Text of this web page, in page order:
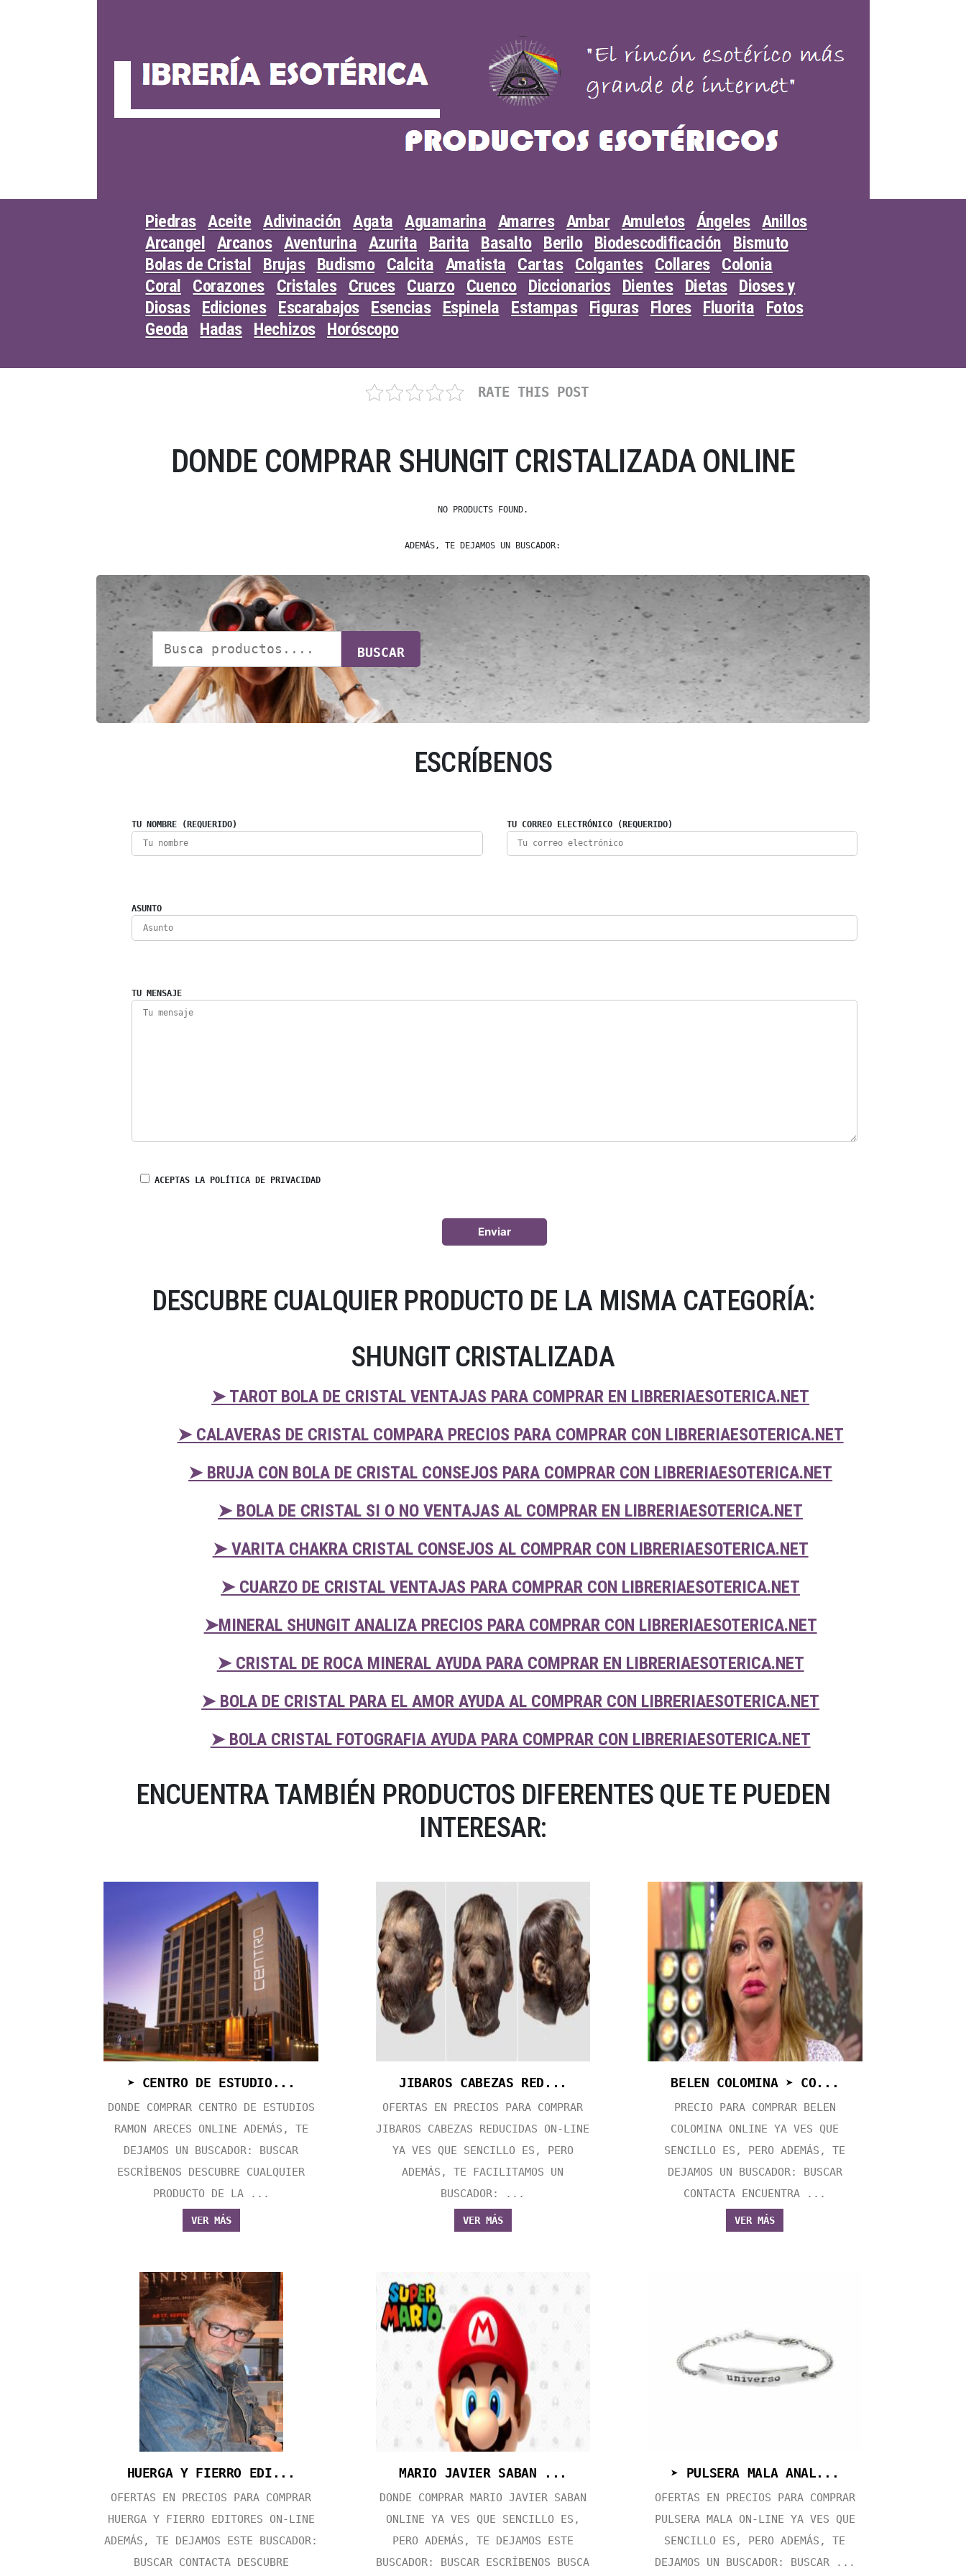
Piedras Aceite Adivinación Agata Aguamarina Amarres Ambar Amuletos Ángeles Anillos
Arcangel
Arcanos Aventurina Azurita Barita Basalto Berilo Biodescodificación
Bismuto
Bolas de Cristal
Brujas Budismo Calcita Amatista Cartas Colgantes Collares
Colonia
Coral
Corazones Cristales Cruces Cuarzo Cuenco Diccionarios Dientes Dietas
Dioses y
Diosas
Ediciones Escarabajos Esencias Espinela Estampas Figuras Flores Fluorita
Fotos
Geoda
Hadas Hechizos Horóscopo
RATE THIS POST
DONDE COMPRAR SHUNGIT CRISTALIZADA ONLINE
NO PRODUCTS FOUND.
ADEMÁS, TE DEJAMOS UN BUSCADOR:
BUSCAR
ESCRÍBENOS
TU NOMBRE (REQUERIDO) TU CORREO ELECTRÓNICO (REQUERIDO)
ASUNTO
TU MENSAJE
ACEPTAS LA POLÍTICA DE PRIVACIDAD
DESCUBRE CUALQUIER PRODUCTO DE LA MISMA CATEGORÍA:
SHUNGIT CRISTALIZADA
➤ TAROT BOLA DE CRISTAL VENTAJAS PARA COMPRAR EN LIBRERIAESOTERICA.NET
➤ CALAVERAS DE CRISTAL COMPARA PRECIOS PARA COMPRAR CON LIBRERIAESOTERICA.NET
➤ BRUJA CON BOLA DE CRISTAL CONSEJOS PARA COMPRAR CON LIBRERIAESOTERICA.NET
➤ BOLA DE CRISTAL SI O NO VENTAJAS AL COMPRAR EN LIBRERIAESOTERICA.NET
➤ VARITA CHAKRA CRISTAL CONSEJOS AL COMPRAR CON LIBRERIAESOTERICA.NET
➤ CUARZO DE CRISTAL VENTAJAS PARA COMPRAR CON LIBRERIAESOTERICA.NET
➤MINERAL SHUNGIT ANALIZA PRECIOS PARA COMPRAR CON LIBRERIAESOTERICA.NET
➤ CRISTAL DE ROCA MINERAL AYUDA PARA COMPRAR EN LIBRERIAESOTERICA.NET
➤ BOLA DE CRISTAL PARA EL AMOR AYUDA AL COMPRAR CON LIBRERIAESOTERICA.NET
➤ BOLA CRISTAL FOTOGRAFIA AYUDA PARA COMPRAR CON LIBRERIAESOTERICA.NET
ENCUENTRA TAMBIÉN PRODUCTOS DIFERENTES QUE TE PUEDEN
INTERESAR:
➤ CENTRO DE ESTUDIO...
DONDE COMPRAR CENTRO DE ESTUDIOS
RAMON ARECES ONLINE ADEMÁS, TE
DEJAMOS UN BUSCADOR: BUSCAR
ESCRÍBENOS DESCUBRE CUALQUIER
PRODUCTO DE LA ...
VER MÁS
JIBAROS CABEZAS RED...
OFERTAS EN PRECIOS PARA COMPRAR
JIBAROS CABEZAS REDUCIDAS ON-LINE
YA VES QUE SENCILLO ES, PERO
ADEMÁS, TE FACILITAMOS UN
BUSCADOR: ...
VER MÁS
BELEN COLOMINA ➤ CO...
PRECIO PARA COMPRAR BELEN
COLOMINA ONLINE YA VES QUE
SENCILLO ES, PERO ADEMÁS, TE
DEJAMOS UN BUSCADOR: BUSCAR
CONTACTA ENCUENTRA ...
VER MÁS
HUERGA Y FIERRO EDI...
OFERTAS EN PRECIOS PARA COMPRAR
HUERGA Y FIERRO EDITORES ON-LINE
ADEMÁS, TE DEJAMOS ESTE BUSCADOR:
BUSCAR CONTACTA DESCUBRE
MARIO JAVIER SABAN ...
DONDE COMPRAR MARIO JAVIER SABAN
ONLINE YA VES QUE SENCILLO ES,
PERO ADEMÁS, TE DEJAMOS ESTE
BUSCADOR: BUSCAR ESCRÍBENOS BUSCA
➤ PULSERA MALA ANAL...
OFERTAS EN PRECIOS PARA COMPRAR
PULSERA MALA ON-LINE YA VES QUE
SENCILLO ES, PERO ADEMÁS, TE
DEJAMOS UN BUSCADOR: BUSCAR ...